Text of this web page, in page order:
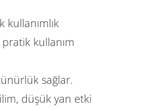
kullanımlık
kullanım
sağlar.
düşük yan etki